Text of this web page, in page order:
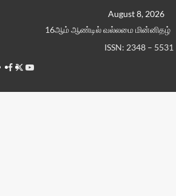
August 8, 2026
16ஆம் ஆண்டில் வல்லமை மின்னிதழ்
ISSN: 2348 – 5531
Facebook
TwitterYoutube